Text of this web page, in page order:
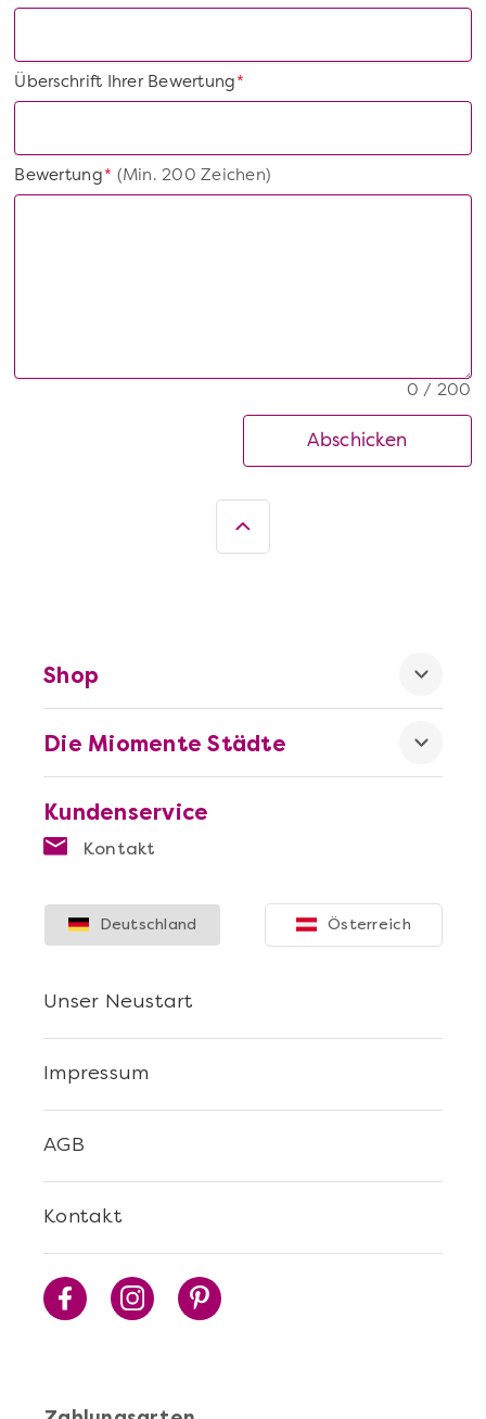
*
Überschrift Ihrer Bewertung
*
Bewertung(Min. 200 Zeichen)
0 / 200
Abschicken
Kundenservice
Kontakt
Die Miomente Städte
Shop
Kontakt
AGB
Impressum
Unser Neustart
Deutschland Österreich